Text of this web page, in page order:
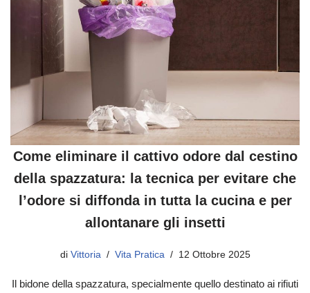
Come eliminare il cattivo odore dal cestino
della spazzatura: la tecnica per evitare che
l’odore si diffonda in tutta la cucina e per
allontanare gli insetti
di Vittoria Vita Pratica 12 Ottobre 2025
Il bidone della spazzatura, specialmente quello destinato ai rifiuti